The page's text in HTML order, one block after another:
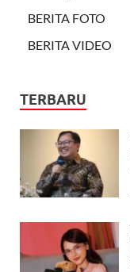
BERITA FOTO
BERITA VIDEO
TERBARU